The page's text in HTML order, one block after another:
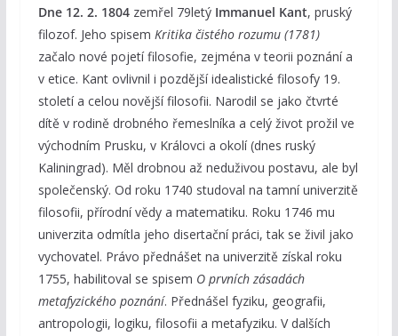
Dne 12. 2. 1804 zemřel 79letý Immanuel Kant, pruský
filozof. Jeho spisem Kritika čistého rozumu (1781)
začalo nové pojetí filosofie, zejména v teorii poznání a
v etice. Kant ovlivnil i pozdější idealistické filosofy 19.
století a celou novější filosofii. Narodil se jako čtvrté
dítě v rodině drobného řemeslníka a celý život prožil ve
východním Prusku, v Královci a okolí (dnes ruský
Kaliningrad). Měl drobnou až neduživou postavu, ale byl
společenský. Od roku 1740 studoval na tamní univerzitě
filosofii, přírodní vědy a matematiku. Roku 1746 mu
univerzita odmítla jeho disertační práci, tak se živil jako
vychovatel. Právo přednášet na univerzitě získal roku
1755, habilitoval se spisem O prvních zásadách
metafyzického poznání. Přednášel fyziku, geografii,
antropologii, logiku, filosofii a metafyziku. V dalších